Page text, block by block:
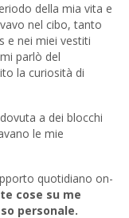
della mia vita e
nel cibo, tanto
e nei miei vestiti
mi parlò del
la curiosità di
a dei blocchi
le mie
quotidiano on-
cose su me
personale.